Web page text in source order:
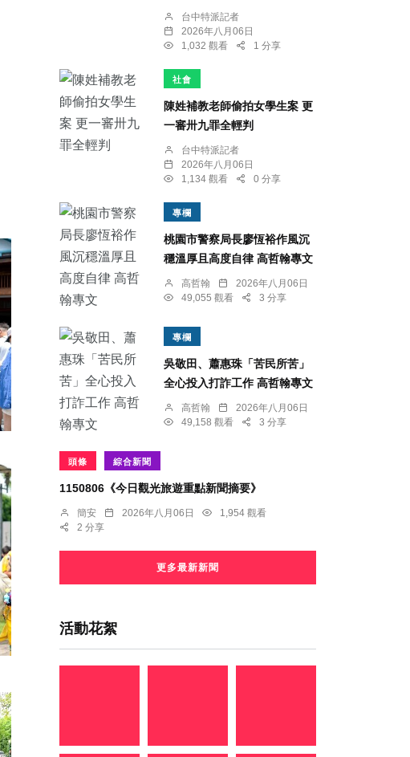
台中特派記者
2026年八月06日
1,032 觀看
1 分享
社會
陳姓補教老師偷拍女學生案 更
一審卅九罪全輕判
台中特派記者
2026年八月06日
1,134 觀看
0 分享
專欄
桃園市警察局長廖恆裕作風沉
穩溫厚且高度自律 高哲翰專文
高哲翰
2026年八月06日
49,055 觀看
3 分享
專欄
吳敬田、蕭惠珠「苦民所苦」
全心投入打詐工作 高哲翰專文
高哲翰
2026年八月06日
49,158 觀看
3 分享
頭條 綜合新聞
1150806《今日觀光旅遊重點新聞摘要》
簡安 2026年八月06日
1,954 觀看
2 分享
更多最新新聞
活動花絮